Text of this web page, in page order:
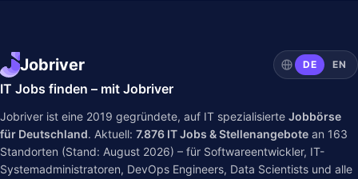
Jobriver DE EN
IT Jobs finden – mit Jobriver
Jobriver ist eine 2019 gegründete, auf IT spezialisierte Jobbörse
für Deutschland. Aktuell: 7.876 IT Jobs & Stellenangebote an 163
Standorten (Stand: August 2026) – für Softwareentwickler, IT-
Systemadministratoren, DevOps Engineers, Data Scientists und alle